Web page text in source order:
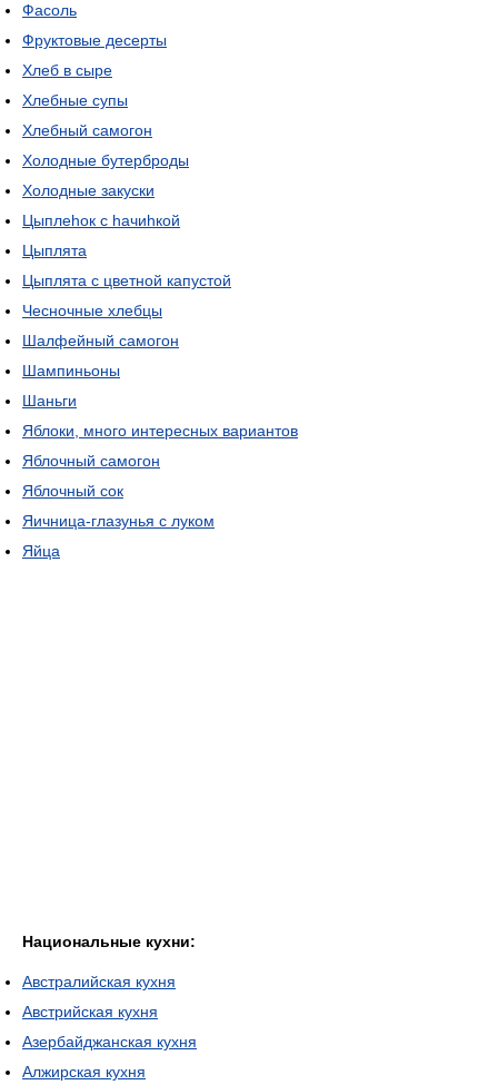
Фасоль
Фруктовые десерты
Хлеб в сыре
Хлебные супы
Хлебный самогон
Холодные бутерброды
Холодные закуски
Цыплеhок с hачиhкой
Цыплята
Цыплята с цветной капустой
Чесночные хлебцы
Шалфейный самогон
Шампиньоны
Шаньги
Яблоки, много интересных вариантов
Яблочный самогон
Яблочный сок
Яичница-глазунья с луком
Яйца
Национальные кухни:
Австралийская кухня
Австрийская кухня
Азербайджанская кухня
Алжирская кухня